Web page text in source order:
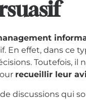
En effet, dans ce
Toutefois, il
recueillir leur
discussions qui